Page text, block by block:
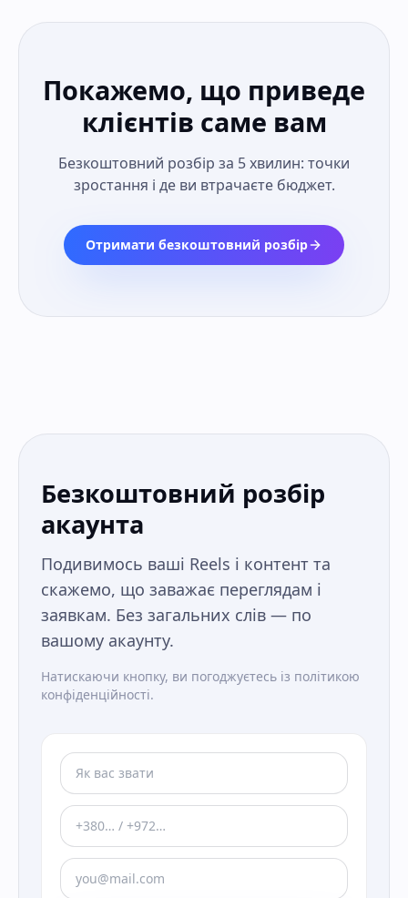
Покажемо, що приведе
клієнтів саме вам
Безкоштовний розбір за 5 хвилин: точки
зростання і де ви втрачаєте бюджет.
Отримати безкоштовний розбір
Безкоштовний розбір
акаунта
Подивимось ваші Reels і контент та
скажемо, що заважає переглядам і
заявкам. Без загальних слів — по
вашому акаунту.
Натискаючи кнопку, ви погоджуєтесь із політикою
конфіденційності.